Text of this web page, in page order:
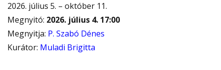
2026. július 5. – október 11.
Megnyitó: 2026. július 4. 17:00
Megnyitja: P. Szabó Dénes
Kurátor: Muladi Brigitta